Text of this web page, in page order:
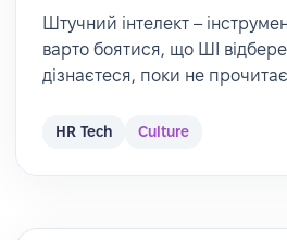
Штучний інтелект –
варто боятися, що ШІ
дізнаєтеся, поки не
HR Tech Culture